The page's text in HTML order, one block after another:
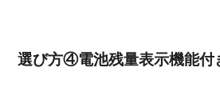
選び方④電池残量表示機能付